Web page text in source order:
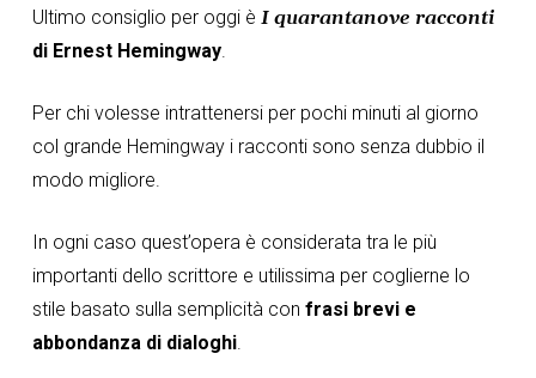
Ultimo consiglio per oggi è I quarantanove racconti
di Ernest Hemingway.
Per chi volesse intrattenersi per pochi minuti al giorno
col grande Hemingway i racconti sono senza dubbio il
modo migliore.
In ogni caso quest’opera è considerata tra le più
importanti dello scrittore e utilissima per coglierne lo
stile basato sulla semplicità con frasi brevi e
abbondanza di dialoghi.